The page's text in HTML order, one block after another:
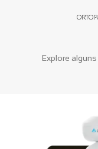
Explore